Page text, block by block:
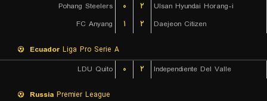
Pohang Steelers
۰ ۲
Ulsan Hyundai Horang-i
FC Anyang
۱ ۲ Daejeon Citizen
Ecuador Liga Pro Serie A
LDU Quito
۰ ۲ Independiente Del Valle
Russia Premier League